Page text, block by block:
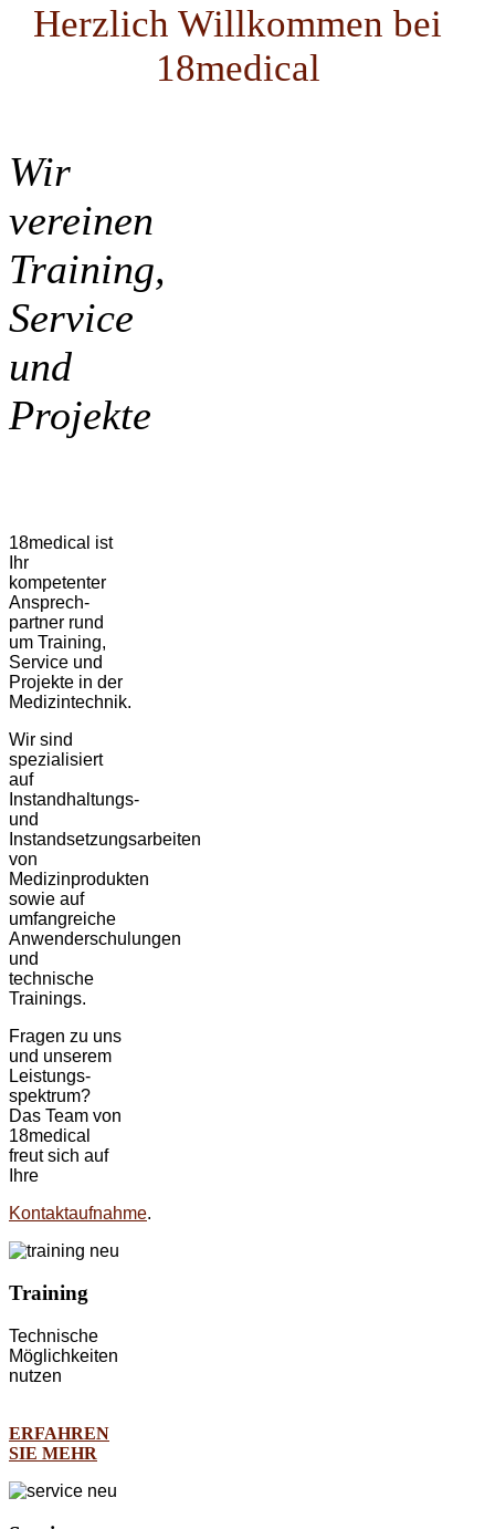
Herzlich Willkommen bei
18medical
Wir
vereinen
Training,
Service
und
Projekte
18medical ist
Ihr
kompetenter
Ansprech-
partner rund
um Training,
Service und
Projekte in der
Medizintechnik.
Wir sind
spezialisiert
auf
Instandhaltungs-
und
Instandsetzungsarbeiten
von
Medizinprodukten
sowie auf
umfangreiche
Anwenderschulungen
und
technische
Trainings.
Fragen zu uns
und unserem
Leistungs-
spektrum?
Das Team von
18medical
freut sich auf
Ihre
Kontaktaufnahme.
Training
Technische
Möglichkeiten
nutzen
ERFAHREN
SIE MEHR